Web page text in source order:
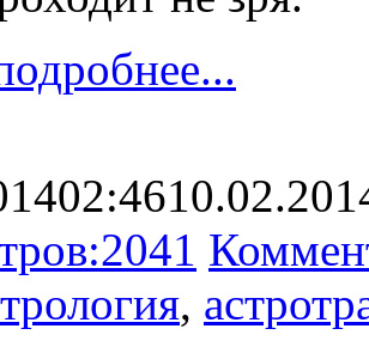
02:46
2041
,